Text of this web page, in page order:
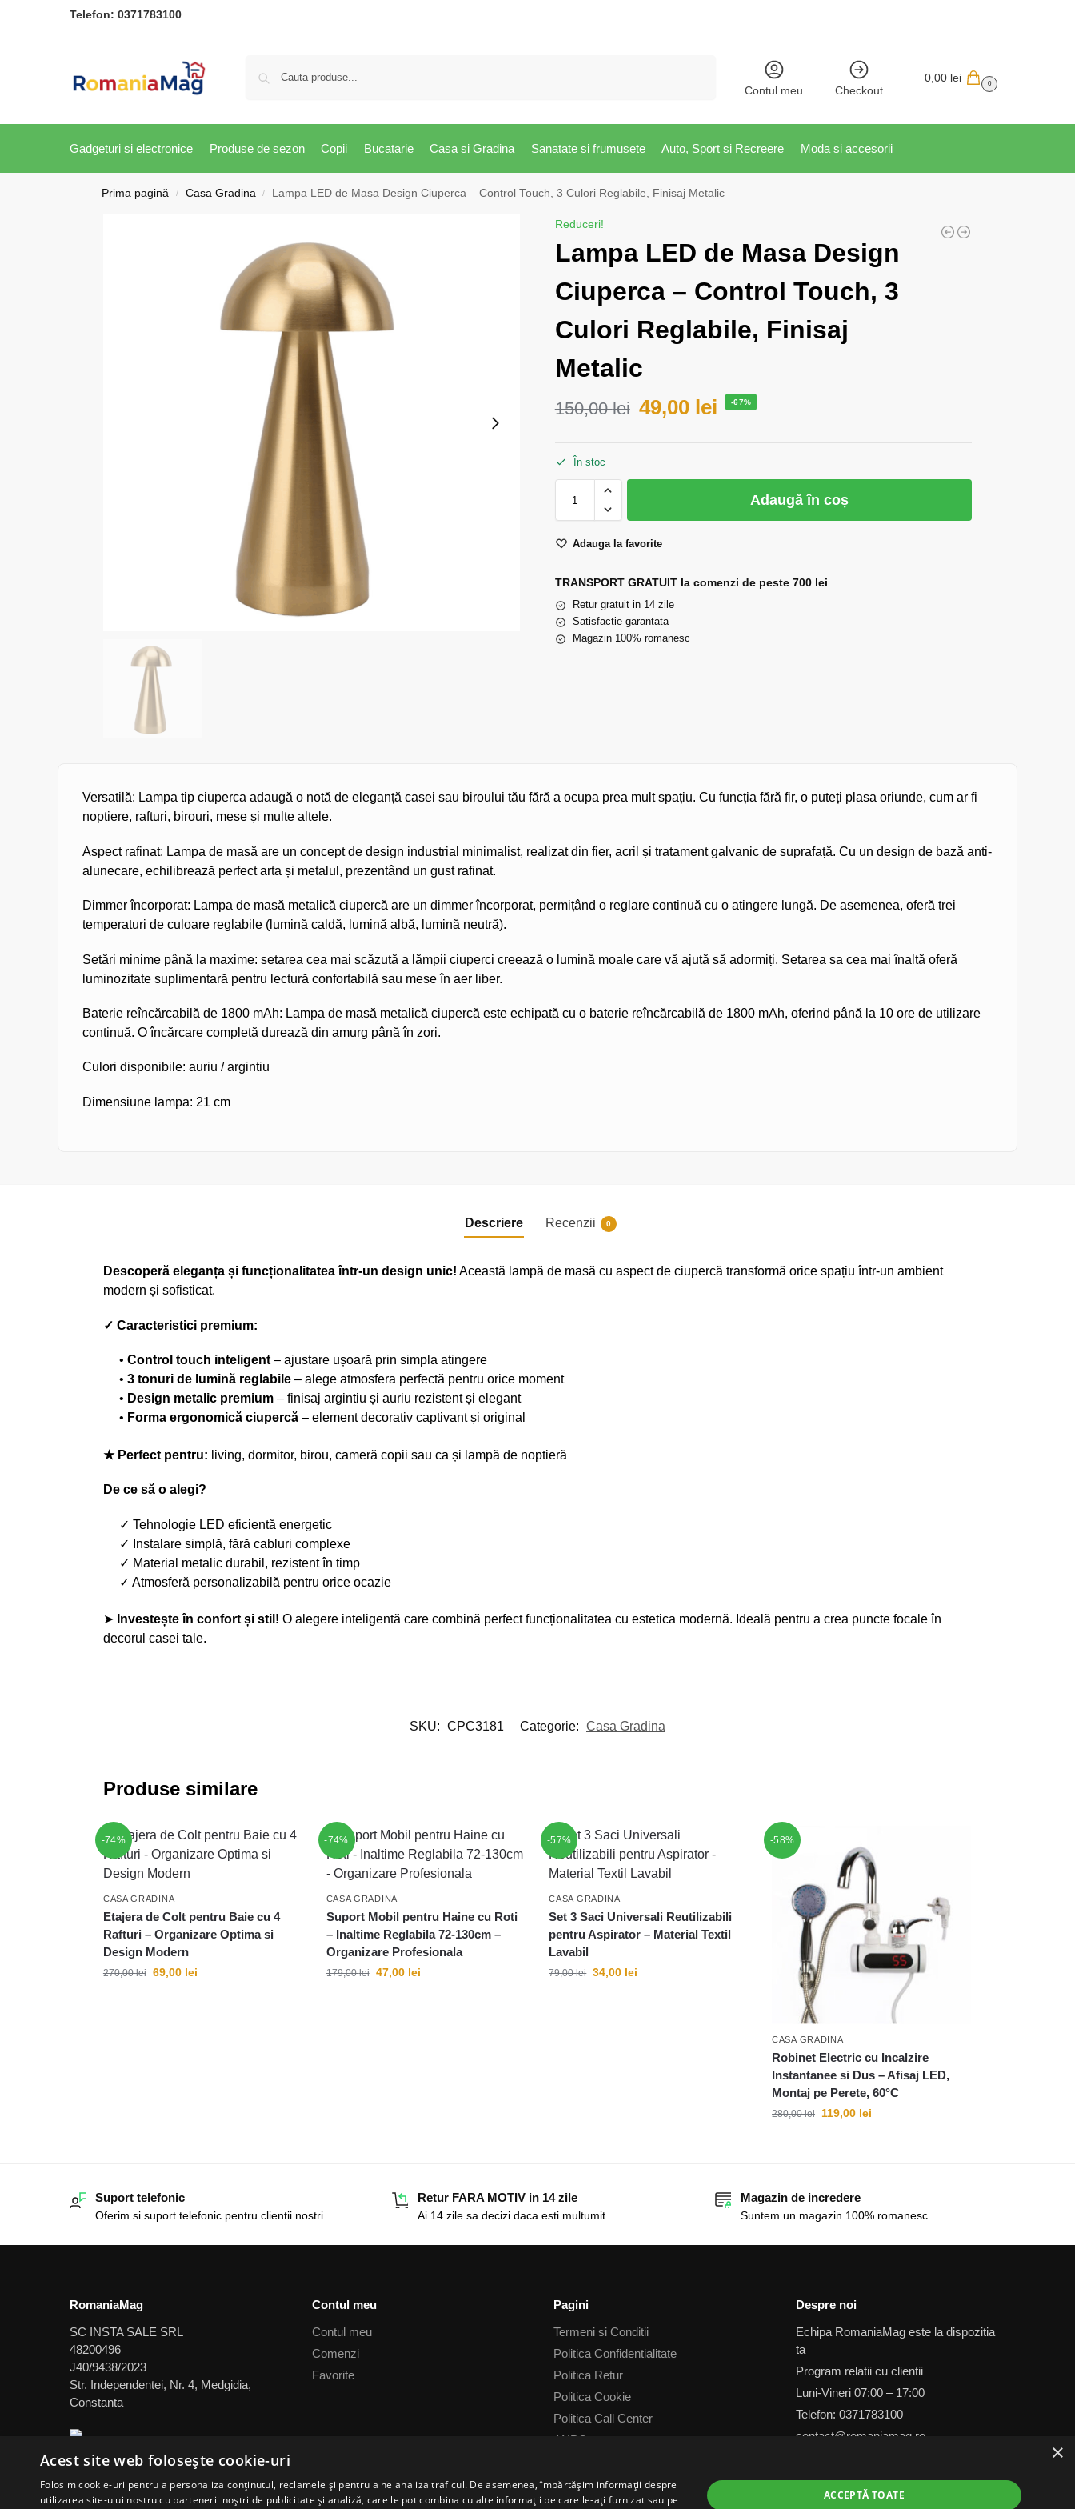
Telefon: 0371783100
Contul meu Checkout
0,00 lei 0
Gadgeturi si electronice Produse de sezon Copii Bucatarie Casa si Gradina Sanatate si frumusete Auto, Sport si Recreere Moda si accesorii
Prima pagină / Casa Gradina / Lampa LED de Masa Design Ciuperca – Control Touch, 3 Culori Reglabile, Finisaj Metalic
Reduceri!
Lampa LED de Masa Design
Ciuperca – Control Touch, 3
Culori Reglabile, Finisaj
Metalic
150,00lei 49,00 lei -67%
În stoc
Adaugă în coș
Adauga la favorite
TRANSPORT GRATUIT la comenzi de peste 700 lei
Retur gratuit in 14 zile
Satisfactie garantata
Magazin 100% romanesc
Versatilă: Lampa tip ciuperca adaugă o notă de eleganță casei sau biroului tău fără a ocupa prea mult spațiu. Cu funcția fără fir, o puteți plasa oriunde, cum ar fi
noptiere, rafturi, birouri, mese și multe altele.
Aspect rafinat: Lampa de masă are un concept de design industrial minimalist, realizat din fier, acril și tratament galvanic de suprafață. Cu un design de bază anti-
alunecare, echilibrează perfect arta și metalul, prezentând un gust rafinat.
Dimmer încorporat: Lampa de masă metalică ciupercă are un dimmer încorporat, permițând o reglare continuă cu o atingere lungă. De asemenea, oferă trei
temperaturi de culoare reglabile (lumină caldă, lumină albă, lumină neutră).
Setări minime până la maxime: setarea cea mai scăzută a lămpii ciuperci creează o lumină moale care vă ajută să adormiți. Setarea sa cea mai înaltă oferă
luminozitate suplimentară pentru lectură confortabilă sau mese în aer liber.
Baterie reîncărcabilă de 1800 mAh: Lampa de masă metalică ciupercă este echipată cu o baterie reîncărcabilă de 1800 mAh, oferind până la 10 ore de utilizare
continuă. O încărcare completă durează din amurg până în zori.
Culori disponibile: auriu / argintiu
Dimensiune lampa: 21 cm
Descriere Recenzii 0
Descoperă eleganța și funcționalitatea într-un design unic! Această lampă de masă cu aspect de ciupercă transformă orice spațiu într-un ambient
modern și sofisticat.
✓ Caracteristici premium:
• Control touch inteligent– ajustare ușoară prin simpla atingere
• 3 tonuri de lumină reglabile– alege atmosfera perfectă pentru orice moment
• Design metalic premium– finisaj argintiu și auriu rezistent și elegant
• Forma ergonomică ciupercă– element decorativ captivant și original
★ Perfect pentru: living, dormitor, birou, cameră copii sau ca și lampă de noptieră
De ce să o alegi?
✓ Tehnologie LED eficientă energetic
✓ Instalare simplă, fără cabluri complexe
✓ Material metalic durabil, rezistent în timp
✓ Atmosferă personalizabilă pentru orice ocazie
➤ Investește în confort și stil! O alegere inteligentă care combină perfect funcționalitatea cu estetica modernă. Ideală pentru a crea puncte focale în
decorul casei tale.
SKU: CPC3181 Categorie: Casa Gradina
Produse similare
-74%
CASA GRADINA
Etajera de Colt pentru Baie cu 4
Rafturi – Organizare Optima si
Design Modern
270,00lei 69,00 lei
-74%
CASA GRADINA
Suport Mobil pentru Haine cu Roti
– Inaltime Reglabila 72-130cm –
Organizare Profesionala
179,00lei 47,00 lei
-57%
CASA GRADINA
Set 3 Saci Universali Reutilizabili
pentru Aspirator – Material Textil
Lavabil
79,00lei 34,00 lei
-58%
CASA GRADINA
Robinet Electric cu Incalzire
Instantanee si Dus – Afisaj LED,
Montaj pe Perete, 60°C
280,00lei 119,00 lei
Suport telefonic
Oferim si suport telefonic pentru clientii nostri
Retur FARA MOTIV in 14 zile
Ai 14 zile sa decizi daca esti multumit
Magazin de incredere
Suntem un magazin 100% romanesc
RomaniaMag
SC INSTA SALE SRL
48200496
J40/9438/2023
Str. Independentei, Nr. 4, Medgidia,
Constanta
Contul meu
Contul meu
Comenzi
Favorite
Pagini
Termeni si Conditii
Politica Confidentialitate
Politica Retur
Politica Cookie
Politica Call Center
ANPC
Despre noi
Echipa RomaniaMag este la dispozitia
ta
Program relatii cu clientii
Luni-Vineri 07:00 – 17:00
Telefon: 0371783100
contact@romaniamag.ro
×
Acest site web folosește cookie-uri
Folosim cookie-uri pentru a personaliza conținutul, reclamele și pentru a ne analiza traficul. De asemenea, împărtășim informații despre
utilizarea site-ului nostru cu partenerii noștri de publicitate și analiză, care le pot combina cu alte informații pe care le-ați furnizat sau pe
ACCEPTĂ TOATE